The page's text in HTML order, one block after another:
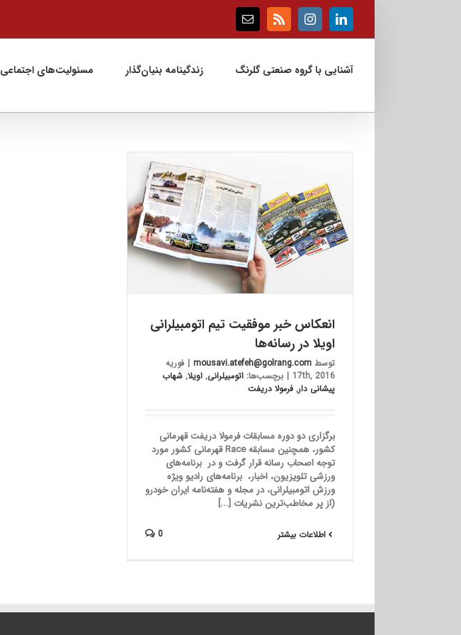
LinkedIn
Instagram
Rss
Email
آشنایی با گروه صنعتی گلرنگ زندگینامه بنیان‌گذار مسئولیت‌های اجتماعی
انعکاس خبر موفقیت تیم اتومبیلرانی
اویلا در رسانه‌ها
توسط mousavi.atefeh@golrang.com
| فوریه
17th, 2016
| برچسب‌ها: اتومبیلرانی, اویلا, شهاب
پیشانی دار, فرمولا دریفت
برگزاری دو دوره مسابقات فرمولا دریفت قهرمانی
کشور، همچنین مسابقه Race قهرمانی کشور مورد
توجه اصحاب رسانه قرار گرفت و در برنامه‌های
ورزشی تلویزیون، اخبار، برنامه‌های رادیو ویژه
ورزش اتومبیلرانی، در مجله و هفته‌نامه ایران خودرو
(از پر مخاطب‌ترین نشریات [...]
اطلاعات بیشتر 0